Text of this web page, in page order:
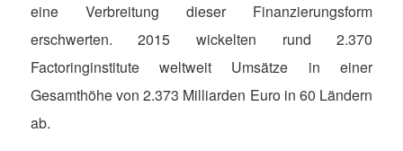
eine Verbreitung dieser Finanzierungsform
erschwerten. 2015 wickelten rund 2.370
Factoringinstitute weltweit Umsätze in einer
Gesamthöhe von 2.373 Milliarden Euro in 60 Ländern
ab.